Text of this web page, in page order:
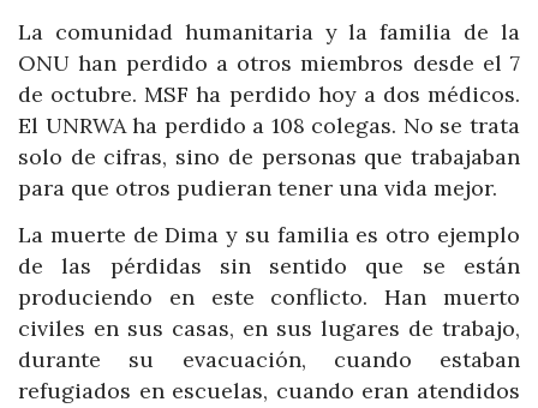
La comunidad humanitaria y la familia de la
ONU han perdido a otros miembros desde el 7
de octubre. MSF ha perdido hoy a dos médicos.
El UNRWA ha perdido a 108 colegas. No se trata
solo de cifras, sino de personas que trabajaban
para que otros pudieran tener una vida mejor.
La muerte de Dima y su familia es otro ejemplo
de las pérdidas sin sentido que se están
produciendo en este conflicto. Han muerto
civiles en sus casas, en sus lugares de trabajo,
durante su evacuación, cuando estaban
refugiados en escuelas, cuando eran atendidos